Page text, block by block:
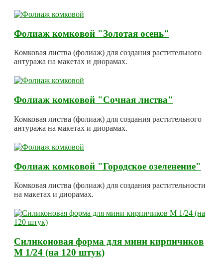
Фолиаж комковой "Золотая осень"
Комковая листва (фолиаж) для создания растительного
антуража на макетах и диорамах.
Фолиаж комковой "Сочная листва"
Комковая листва (фолиаж) для создания растительного
антуража на макетах и диорамах.
Фолиаж комковой "Городское озеленение"
Комковая листва (фолиаж) для создания растительности
на макетах и диорамах.
Силиконовая форма для мини кирпичиков
М 1/24 (на 120 штук)